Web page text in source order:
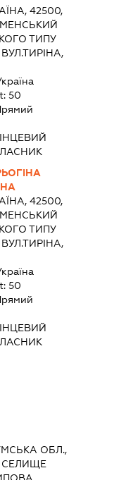
42500,
ТИПУ
50
42500,
ТИПУ
50
ОБЛ.,
СЕЛИЩЕ